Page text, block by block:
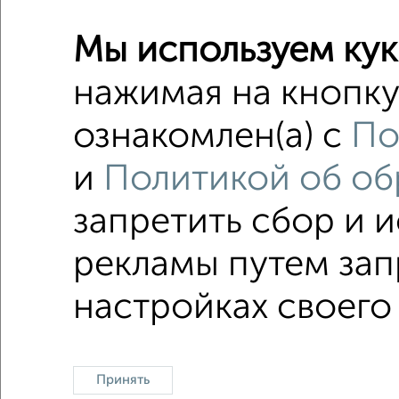
на
без
с
В
Двухкомнатные
Мы используем
нажимая на
ознакомлен(а) с
и Политикой об
запретить сбор и
рекламы путем
настройках
Принять